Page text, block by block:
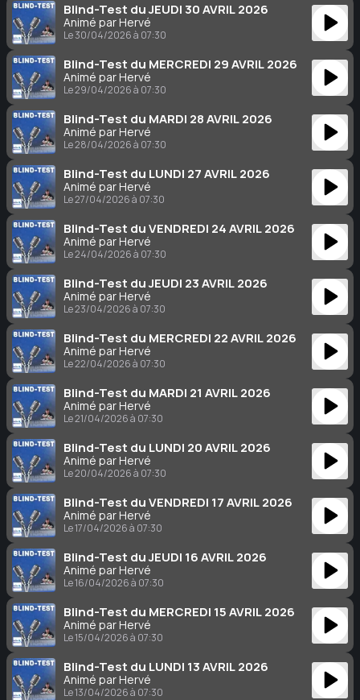
Blind-Test du JEUDI 30 AVRIL 2026
Animé par Hervé
Le 30/04/2026 à 07:30
Blind-Test du MERCREDI 29 AVRIL 2026
Animé par Hervé
Le 29/04/2026 à 07:30
Blind-Test du MARDI 28 AVRIL 2026
Animé par Hervé
Le 28/04/2026 à 07:30
Blind-Test du LUNDI 27 AVRIL 2026
Animé par Hervé
Le 27/04/2026 à 07:30
Blind-Test du VENDREDI 24 AVRIL 2026
Animé par Hervé
Le 24/04/2026 à 07:30
Blind-Test du JEUDI 23 AVRIL 2026
Animé par Hervé
Le 23/04/2026 à 07:30
Blind-Test du MERCREDI 22 AVRIL 2026
Animé par Hervé
Le 22/04/2026 à 07:30
Blind-Test du MARDI 21 AVRIL 2026
Animé par Hervé
Le 21/04/2026 à 07:30
Blind-Test du LUNDI 20 AVRIL 2026
Animé par Hervé
Le 20/04/2026 à 07:30
Blind-Test du VENDREDI 17 AVRIL 2026
Animé par Hervé
Le 17/04/2026 à 07:30
Blind-Test du JEUDI 16 AVRIL 2026
Animé par Hervé
Le 16/04/2026 à 07:30
Blind-Test du MERCREDI 15 AVRIL 2026
Animé par Hervé
Le 15/04/2026 à 07:30
Blind-Test du LUNDI 13 AVRIL 2026
Animé par Hervé
Le 13/04/2026 à 07:30